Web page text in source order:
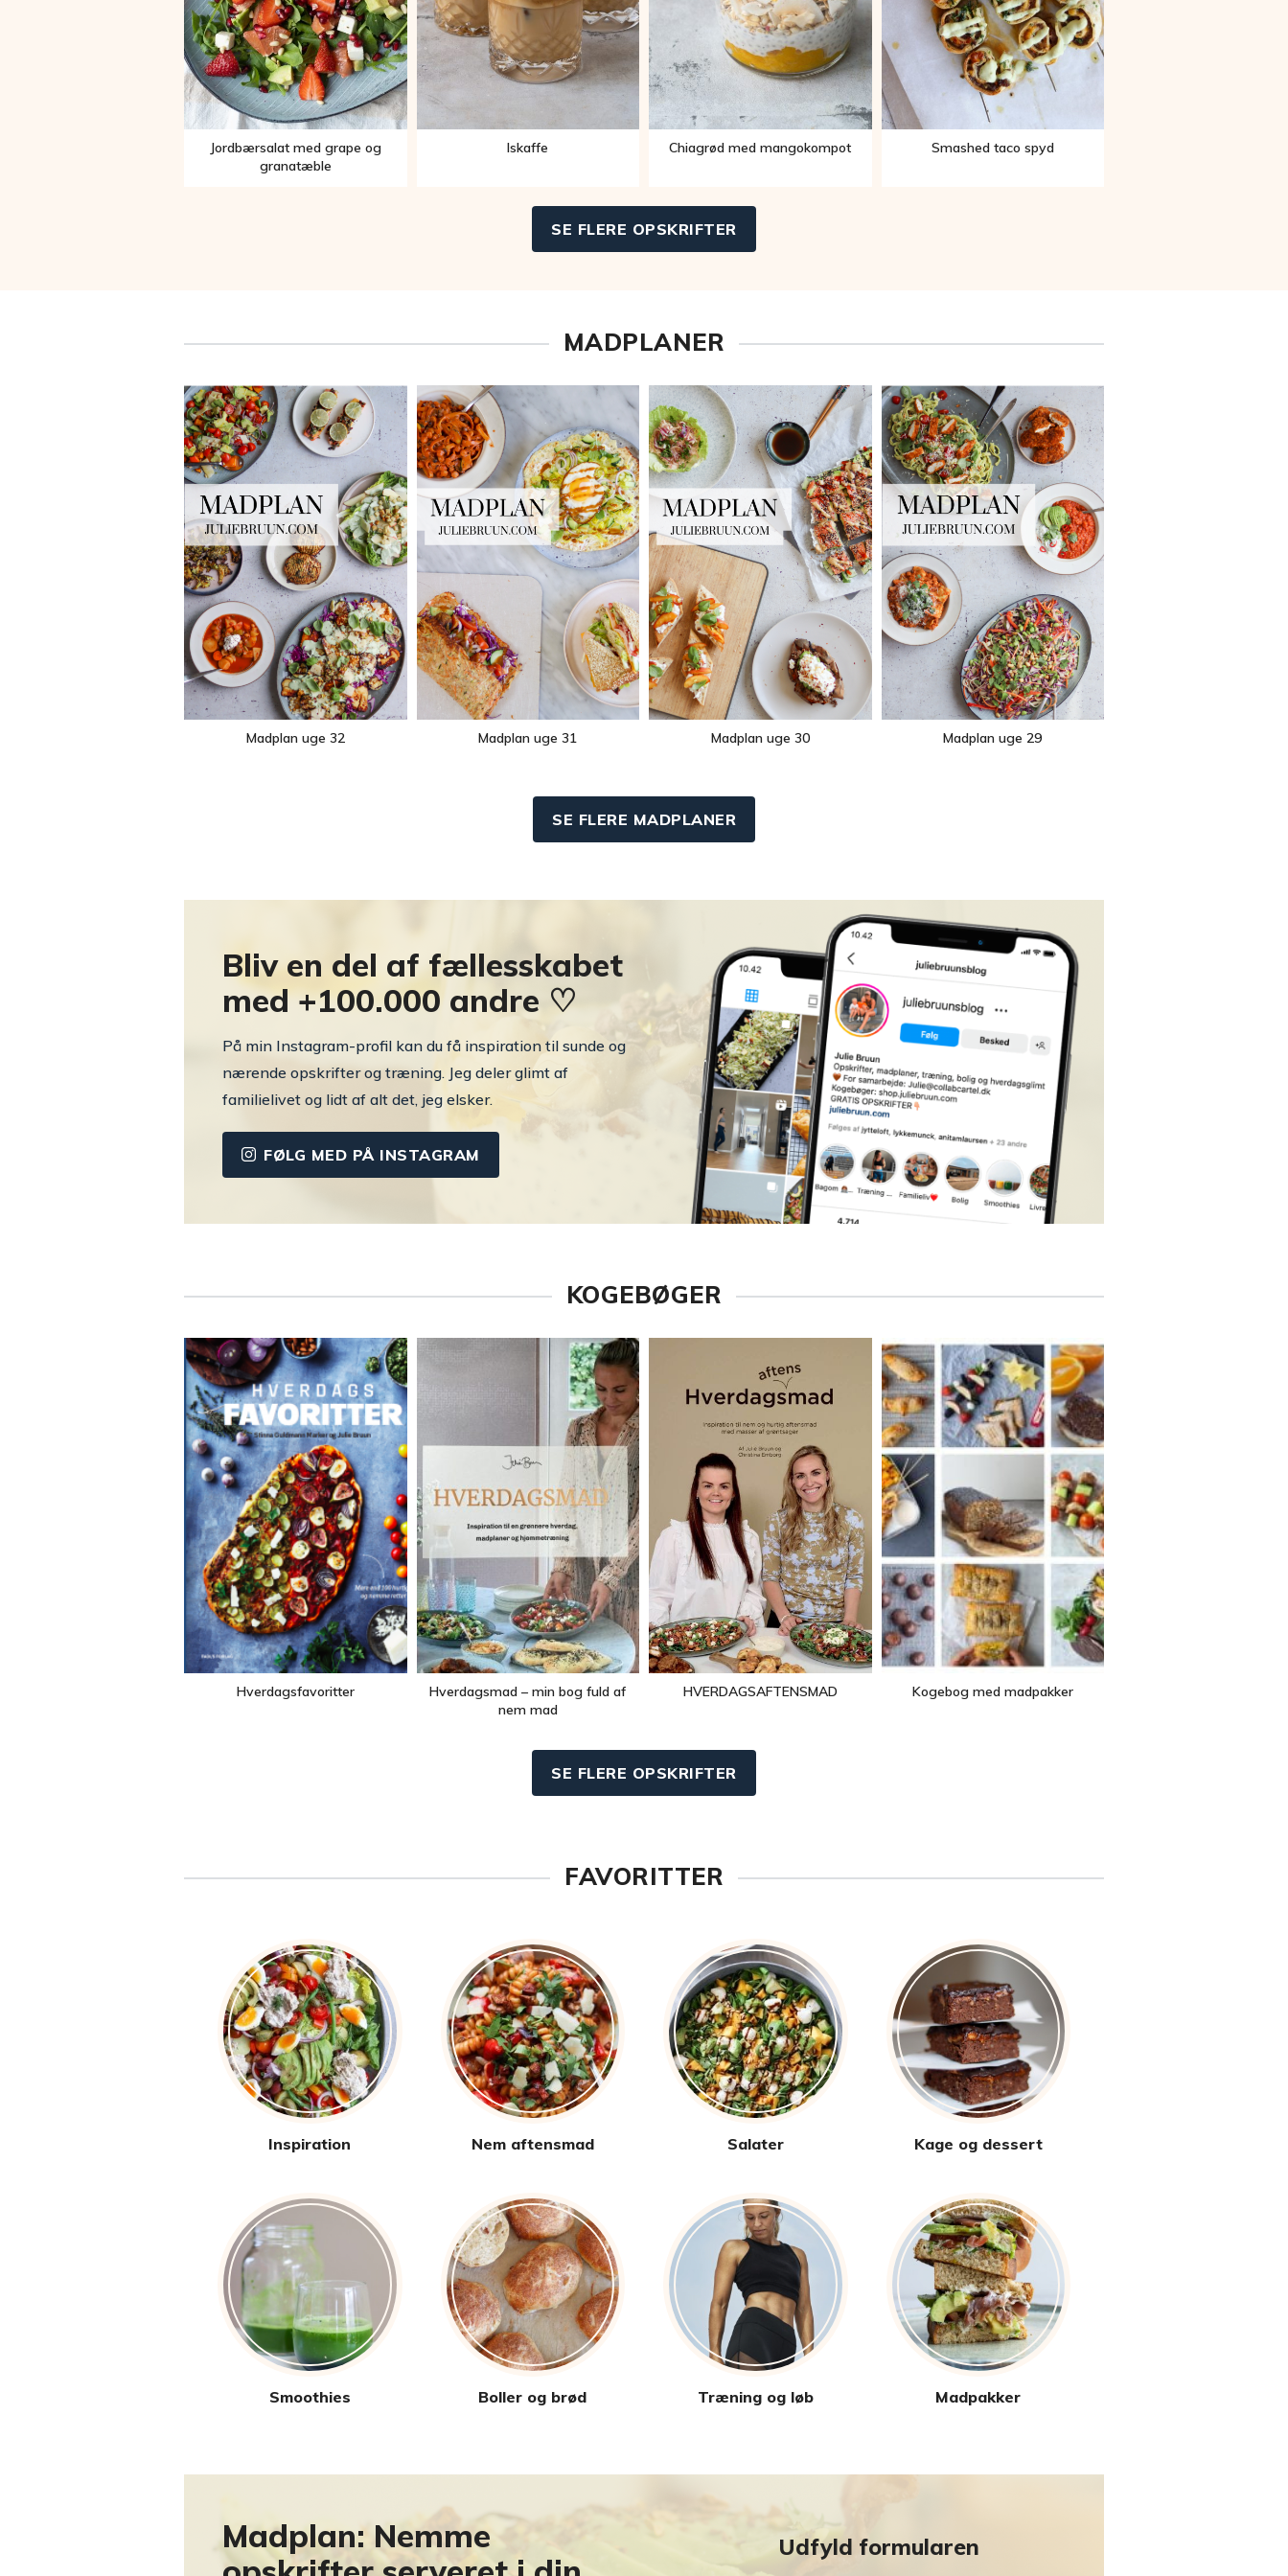
Jordbærsalat med grape og
granatæble
Iskaffe Chiagrød med mangokompot Smashed taco spyd
SE FLERE OPSKRIFTER
MADPLANER
Madplan uge 32 Madplan uge 31 Madplan uge 30 Madplan uge 29
SE FLERE MADPLANER
Bliv en del af fællesskabet
med +100.000 andre ♡
På min Instagram-profil kan du få inspiration til sunde og
nærende opskrifter og træning. Jeg deler glimt af
familielivet og lidt af alt det, jeg elsker.
FØLG MED PÅ INSTAGRAM
KOGEBØGER
Hverdagsfavoritter
Hverdagsmad – min bog fuld af
nem mad
HVERDAGSAFTENSMAD Kogebog med madpakker
SE FLERE OPSKRIFTER
FAVORITTER
Inspiration Nem aftensmad Salater Kage og dessert
Smoothies Boller og brød Træning og løb Madpakker
Madplan: Nemme
Udfyld formularen